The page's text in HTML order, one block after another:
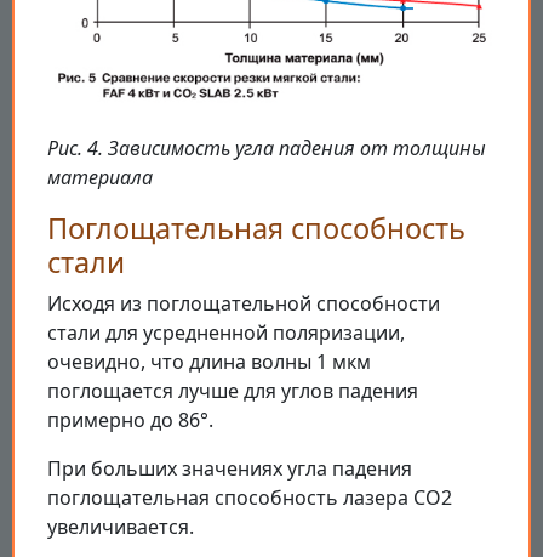
Рис. 4. Зависимость угла падения от толщины
материала
Поглощательная способность
стали
Исходя из поглощательной способности
стали для усредненной поляризации,
очевидно, что длина волны 1 мкм
поглощается лучше для углов падения
примерно до 86°.
При больших значениях угла падения
поглощательная способность лазера CO2
увеличивается.